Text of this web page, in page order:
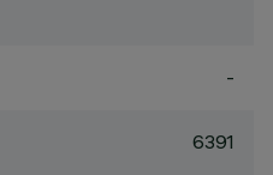
-
6391